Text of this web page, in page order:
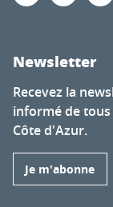
Newsletter
Recevez la
informé de
Côte d'Azur.
Je m'abonne